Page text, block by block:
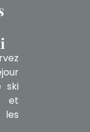
ski
et